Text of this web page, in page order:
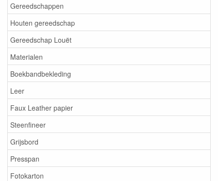
Gereedschappen
Houten gereedschap
Gereedschap Louët
Materialen
Boekbandbekleding
Leer
Faux Leather papier
Steenfineer
Grijsbord
Presspan
Fotokarton